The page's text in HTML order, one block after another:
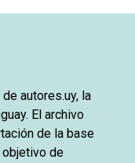
de autores.uy, la
El archivo
de la base
de